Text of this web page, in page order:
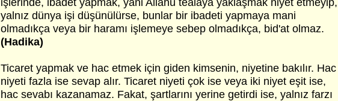
işlerinde, ibadet yapmak, yani Allahü teâlâya yaklaşmak niyet etmeyip,
yalnız dünya işi düşünülürse, bunlar bir ibadeti yapmaya mani
olmadıkça veya bir haramı işlemeye sebep olmadıkça, bid'at olmaz.
(Hadika)
Ticaret yapmak ve hac etmek için giden kimsenin, niyetine bakılır. Hac
niyeti fazla ise sevap alır. Ticaret niyeti çok ise veya iki niyet eşit ise,
hac sevabı kazanamaz. Fakat, şartlarını yerine getirdi ise, yalnız farzı